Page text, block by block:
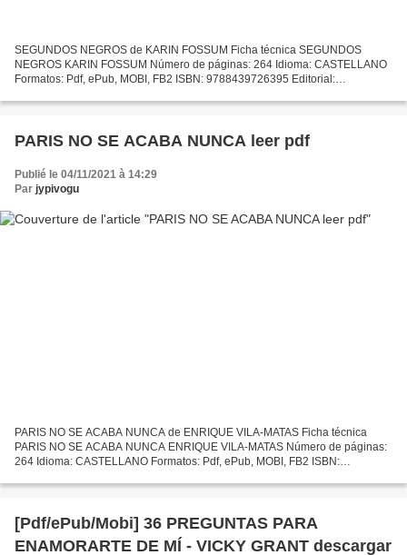
SEGUNDOS NEGROS de KARIN FOSSUM Ficha técnica SEGUNDOS
NEGROS KARIN FOSSUM Número de páginas: 264 Idioma: CASTELLANO
Formatos: Pdf, ePub, MOBI, FB2 ISBN: 9788439726395 Editorial:
gratis ¿Es...
PARIS NO SE ACABA NUNCA leer pdf
Publié le 04/11/2021 à 14:29
Par jypivogu
PARIS NO SE ACABA NUNCA de ENRIQUE VILA-MATAS Ficha técnica
PARIS NO SE ACABA NUNCA ENRIQUE VILA-MATAS Número de páginas:
264 Idioma: CASTELLANO Formatos: Pdf, ePub, MOBI, FB2 ISBN:
eBook...
[Pdf/ePub/Mobi] 36 PREGUNTAS PARA
ENAMORARTE DE MÍ - VICKY GRANT descargar